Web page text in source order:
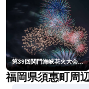
第39回関門海峡花火大会(門司側)
福岡県須惠町周